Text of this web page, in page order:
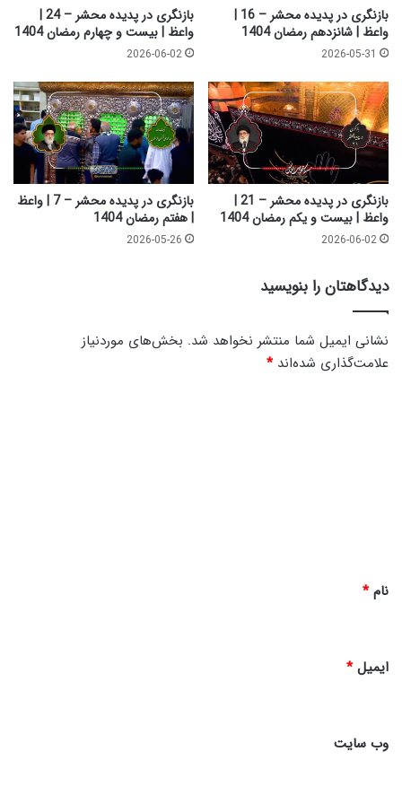
ه
ش
ت
م
ر
م
ض
ا
1
4
0
4
0
|
و
ع
ظ
|
س
ا
م
ر
م
ن
1
0
4
بازنگری در پدیده محشر – 16 |
واعظ | شانزدهم رمضان 1404
2026-05-31
بازنگری در پدیده محشر – 24 |
واعظ | بیست و چهارم رمضان 1404
2026-06-02
بازنگری در پدیده محشر – 21 |
واعظ | بیست و یکم رمضان 1404
2026-06-02
بازنگری در پدیده محشر – 7 | واعظ
| هفتم رمضان 1404
2026-05-26
دیدگاهتان را بنویسید
نشانی ایمیل شما منتشر نخواهد شد. بخش‌های موردنیاز
علامت‌گذاری شده‌اند*
نام*
ایمیل*
وب‌ سایت